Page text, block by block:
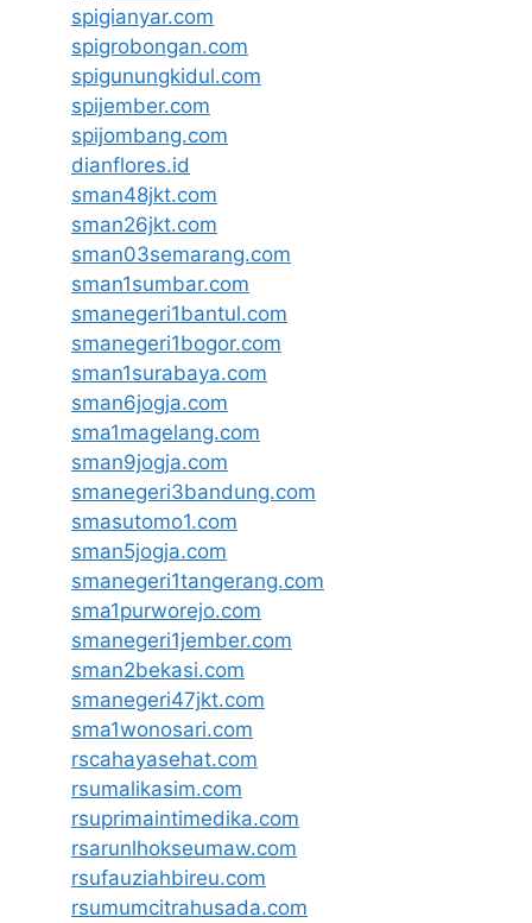
spigianyar.com
spigrobongan.com
spigunungkidul.com
spijember.com
spijombang.com
dianflores.id
sman48jkt.com
sman26jkt.com
sman03semarang.com
sman1sumbar.com
smanegeri1bantul.com
smanegeri1bogor.com
sman1surabaya.com
sman6jogja.com
sma1magelang.com
sman9jogja.com
smanegeri3bandung.com
smasutomo1.com
sman5jogja.com
smanegeri1tangerang.com
sma1purworejo.com
smanegeri1jember.com
sman2bekasi.com
smanegeri47jkt.com
sma1wonosari.com
rscahayasehat.com
rsumalikasim.com
rsuprimaintimedika.com
rsarunlhokseumaw.com
rsufauziahbireu.com
rsumumcitrahusada.com